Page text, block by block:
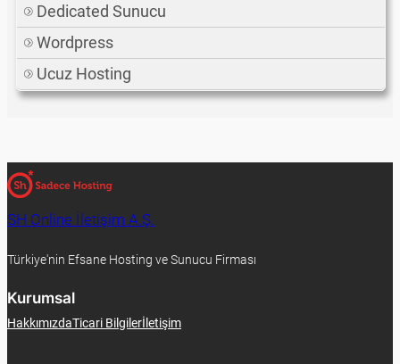
Dedicated Sunucu
Wordpress
Ucuz Hosting
SH Online İletişim A.Ş.
Türkiye'nin Efsane Hosting ve Sunucu Firması
Kurumsal
HakkımızdaTicari Bilgilerİletişim